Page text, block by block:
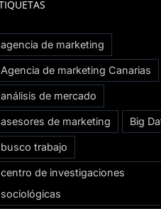
agencia de marketing
Agencia de marketing Canarias
análisis de mercado
asesores de marketing Big
busco trabajo
centro de investigaciones
sociológicas